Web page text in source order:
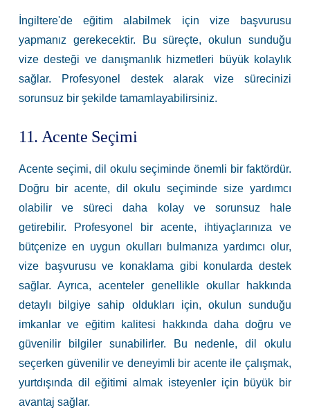
İngiltere'de eğitim alabilmek için vize başvurusu
yapmanız gerekecektir. Bu süreçte, okulun sunduğu
vize desteği ve danışmanlık hizmetleri büyük kolaylık
sağlar. Profesyonel destek alarak vize sürecinizi
sorunsuz bir şekilde tamamlayabilirsiniz.
11. Acente Seçimi
Acente seçimi, dil okulu seçiminde önemli bir faktördür.
Doğru bir acente, dil okulu seçiminde size yardımcı
olabilir ve süreci daha kolay ve sorunsuz hale
getirebilir. Profesyonel bir acente, ihtiyaçlarınıza ve
bütçenize en uygun okulları bulmanıza yardımcı olur,
vize başvurusu ve konaklama gibi konularda destek
sağlar. Ayrıca, acenteler genellikle okullar hakkında
detaylı bilgiye sahip oldukları için, okulun sunduğu
imkanlar ve eğitim kalitesi hakkında daha doğru ve
güvenilir bilgiler sunabilirler. Bu nedenle, dil okulu
seçerken güvenilir ve deneyimli bir acente ile çalışmak,
yurtdışında dil eğitimi almak isteyenler için büyük bir
avantaj sağlar.